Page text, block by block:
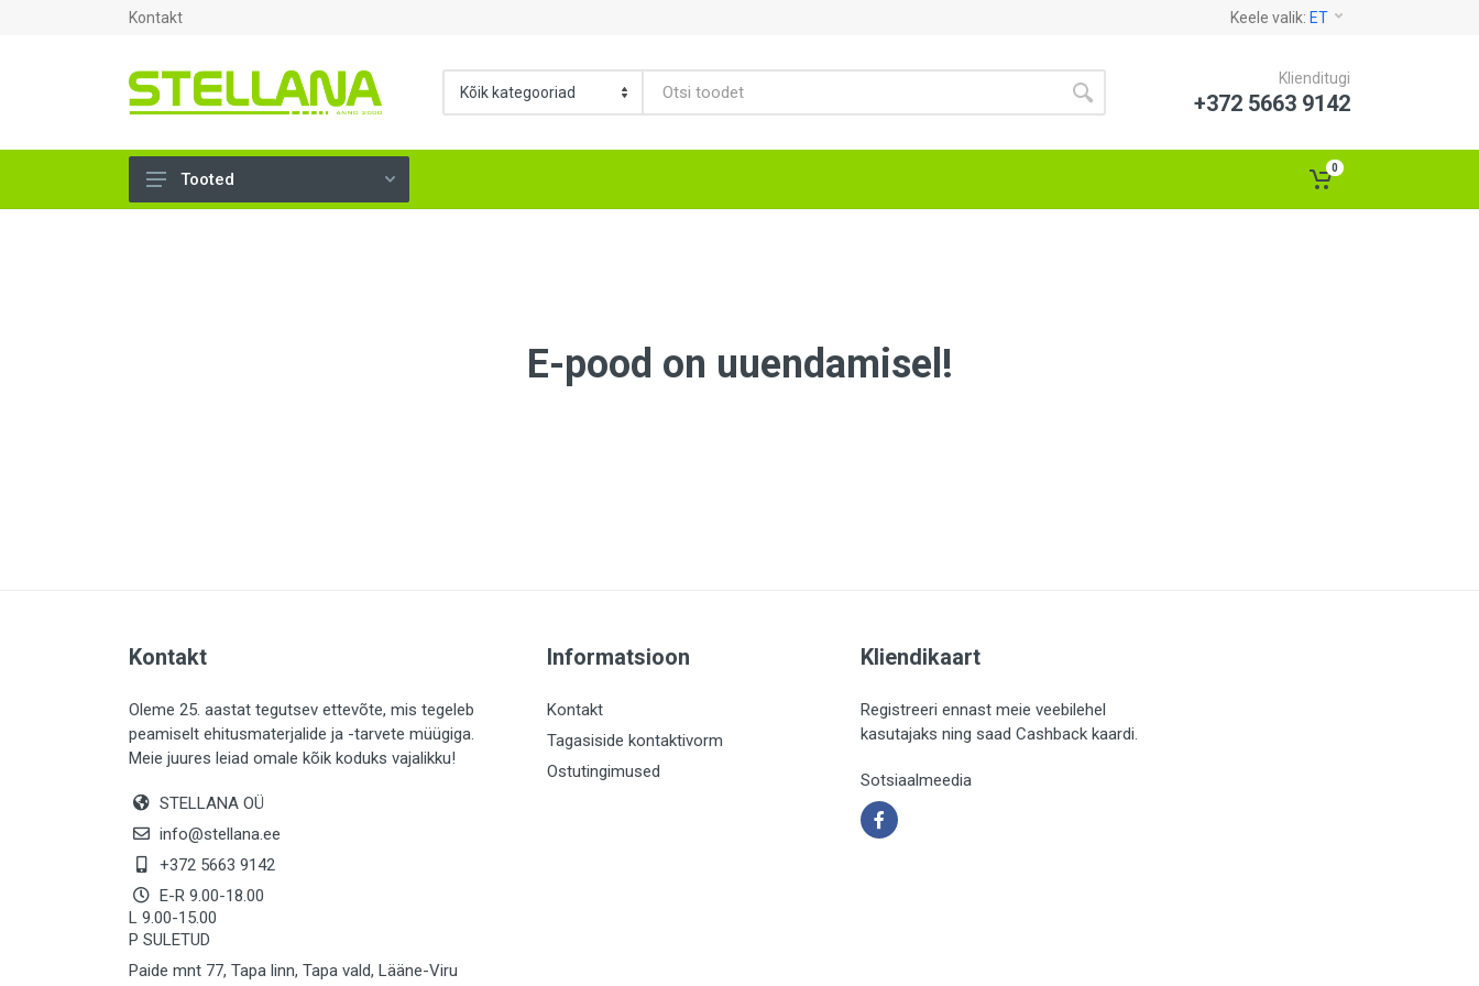
Kontakt Keele valik: ET
Klienditugi
+372 5663 9142
LIISTUD (183)
KIVID (31)
KATTED (133)
MAALRITARBED (1029)
SOOJUSTUS (15)
KEEMIA (222)
TÖÖRIIDED (117)
SAUN (8)
Tooted
0
E-pood on uuendamisel!
Kontakt
Oleme 25. aastat tegutsev ettevõte, mis tegeleb
peamiselt ehitusmaterjalide ja -tarvete müügiga.
Meie juures leiad omale kõik koduks vajalikku!
STELLANA OÜ
info@stellana.ee
+372 5663 9142
E-R 9.00-18.00
L 9.00-15.00
P SULETUD
Paide mnt 77, Tapa linn, Tapa vald, Lääne-Viru
Informatsioon
Kontakt
Tagasiside kontaktivorm
Ostutingimused
Kliendikaart
Registreeri ennast meie veebilehel
kasutajaks ning saad Cashback kaardi.
Sotsiaalmeedia